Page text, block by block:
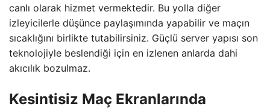
canlı olarak hizmet vermektedir. Bu yolla diğer
izleyicilerle düşünce paylaşımında yapabilir ve maçın
sıcaklığını birlikte tutabilirsiniz. Güçlü server yapısı son
teknolojiyle beslendiği için en izlenen anlarda dahi
akıcılık bozulmaz.
Kesintisiz Maç Ekranlarında